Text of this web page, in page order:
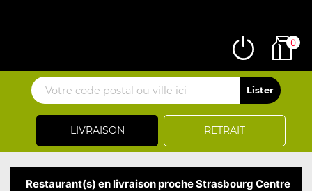
LIVRAISON RETRAIT
0
Restaurant(s) en livraison proche Strasbourg Centre